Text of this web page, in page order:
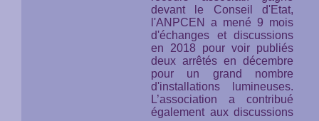
devant le Conseil d'Etat,
l'ANPCEN a mené 9 mois
d'échanges et discussions
en 2018 pour voir publiés
deux arrêtés en décembre
pour un grand nombre
d'installations lumineuses.
L’association a contribué
également aux discussions